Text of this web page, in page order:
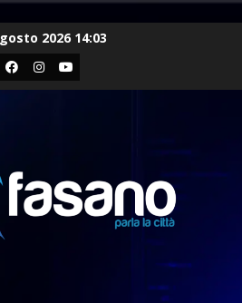
2026 14:03
Facebook
Instagram
Youtube